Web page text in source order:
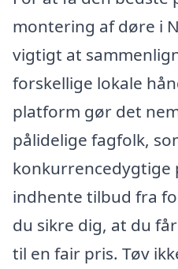
montering af døre i
vigtigt at
forskellige lokale
platform gør det
pålidelige fagfolk,
konkurrencedygtige
indhente tilbud fra
du sikre dig, at du
til en fair pris. Tøv